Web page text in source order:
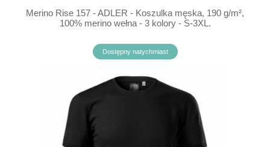
Merino Rise 157 - ADLER - Koszulka męska, 190 g/m²,
100% merino wełna - 3 kolory - S-3XL.
Dostępny natychmiast